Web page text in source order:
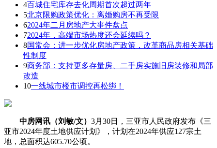
4百城住宅库存去化周期首次超过两年
5北京限购政策优化：离婚购房不再受限
62024年二月房地产大事件盘点
72024年，高端市场热度还会延续吗？
8国常会：进一步优化房地产政策，改革商品房相关基础
性制度
9商务部：支持更多存量房、二手房实施旧房装修和局部
改造
10一线城市楼市调控再松绑！
中房网讯（刘敏/文） 3月30日，三亚市人民政府发布《三
亚市2024年度土地供应计划》，计划在2024年供应127宗土
地，总面积达605.70公顷。